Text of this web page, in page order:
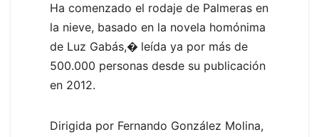
Ha comenzado el rodaje de Palmeras en
la nieve, basado en la novela homónima
de Luz Gabás,� leída ya por más de
500.000 personas desde su publicación
en 2012.
Dirigida por Fernando González Molina,